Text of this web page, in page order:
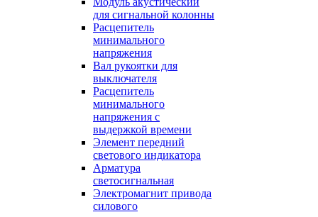
для сигнальной колонны
Расцепитель
минимального
напряжения
Вал рукоятки для
выключателя
Расцепитель
минимального
напряжения с
выдержкой времени
Элемент передний
светового индикатора
Арматура
светосигнальная
Электромагнит привода
силового